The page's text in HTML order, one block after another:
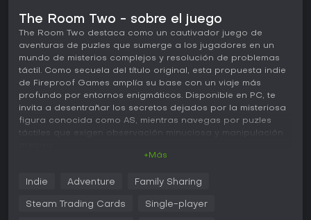
The Room Two - sobre el juego
The Room Two destaca como un cautivador juego de
aventuras de puzles que sumerge a los jugadores en un
mundo de misterios complejos y resolución de problemas
táctil. Como secuela del título original, esta propuesta indie
de Fireproof Games amplía su base con un viaje más
profundo por entornos enigmáticos. Disponible en PC, te
invita a desentrañar los secretos dejados por la misteriosa
figura conocida como AS, mientras navegas por puzles
táctiles que exigen observación minuciosa y manipulación
En The Room Two, la experiencia gira en torno a la
exploración de entornos detallados basados en
+Más
Indie Adventure Family Sharing
Steam Trading Cards Single-player